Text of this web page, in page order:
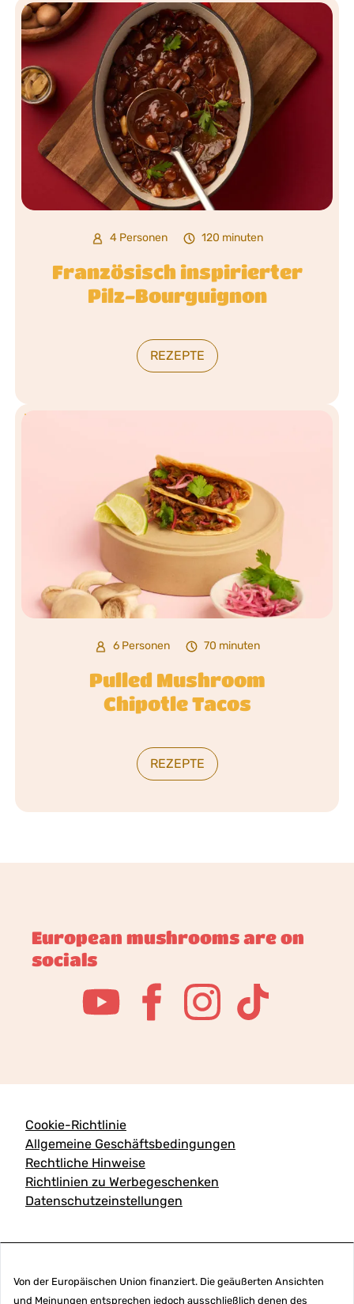
4 Personen 120 minuten
Französisch inspirierter
Pilz-Bourguignon
REZEPTE
6 Personen 70 minuten
Pulled Mushroom
Chipotle Tacos
REZEPTE
European mushrooms are on
socials
Cookie-Richtlinie
Allgemeine Geschäftsbedingungen
Rechtliche Hinweise
Richtlinien zu Werbegeschenken
Datenschutzeinstellungen
Von der Europäischen Union finanziert. Die geäußerten Ansichten
und Meinungen entsprechen jedoch ausschließlich denen des